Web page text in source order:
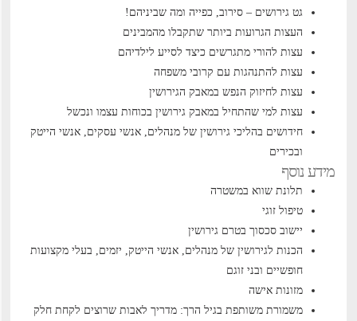
גט גירושים – סירוב, כפייה ומה שביניהם!
העצות הגרועות ביותר שתקבלו מהמבינים
עצות להורי מתגרשים כיצד לסייע לילדיהם
עצות להתנהגות עם קרובי משפחה
עצות לחיזוק הנפש במאבק הגירושין
עצות למי שהתחיל במאבק גירושין בכוחות עצמו ונכשל
חידושים בהליכי גירושין של מנהלים, אנשי עסקים, אנשי הייטק
ובכירים
מידע נוסף
תלונת שווא במשטרה
טיפול זוגי
יישוב סכסוך בטרם גירושין
הכנות לגירושין של מנהלים, אנשי הייטק, יזמים, בעלי מקצועות
חופשיים ובני זוגם
מזונות אישה
משמורת משותפת בגיל הרך: מדריך לאבות שרוצים לקחת חלק